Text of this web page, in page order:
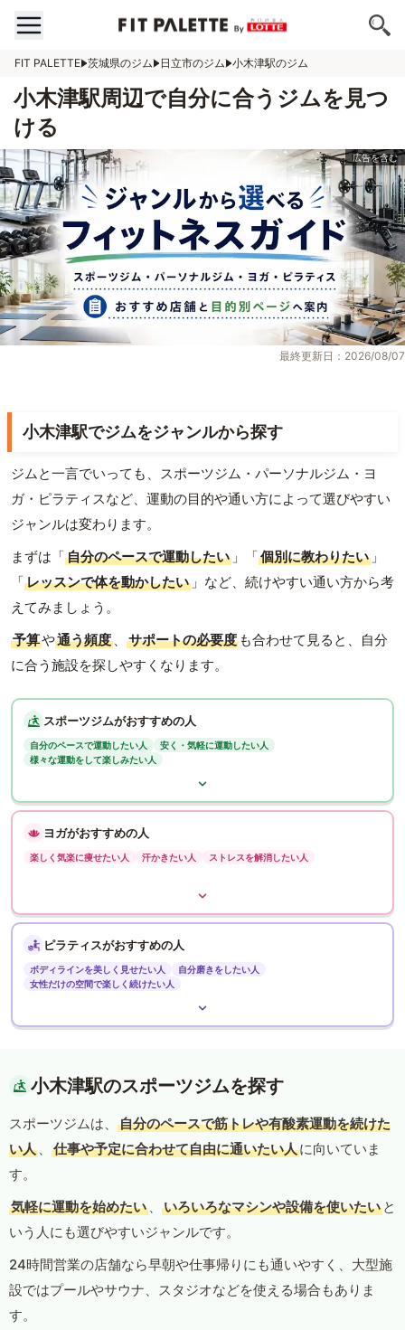
FIT PALETTE 茨城県のジム 日立市のジム 小木津駅のジム
小木津駅周辺で自分に合うジムを見つ
ける
最終更新日：2026/08/07
小木津駅でジムをジャンルから探す
ジムと一言でいっても、スポーツジム・パーソナルジム・ヨ
ガ・ピラティスなど、運動の目的や通い方によって選びやすい
ジャンルは変わります。
まずは「自分のペースで運動したい 」「個別に教わりたい 」
「レッスンで体を動かしたい 」など、続けやすい通い方から考
えてみましょう。
予算や通う頻度 、 サポートの必要度 も合わせて見ると、自分
に合う施設を探しやすくなります。
スポーツジムがおすすめの人
自分のペースで運動したい人
安く・気軽に運動したい人
様々な運動をして楽しみたい人
ヨガがおすすめの人
楽しく気楽に痩せたい人 汗かきたい人 ストレスを解消したい人
ピラティスがおすすめの人
ボディラインを美しく見せたい人
自分磨きをしたい人
女性だけの空間で楽しく続けたい人
小木津駅のスポーツジムを探す
スポーツジムは、
自分のペースで筋トレや有酸素運動を続けた
い人 、 仕事や予定に合わせて自由に通いたい人に向いていま
す。
気軽に運動を始めたい 、 いろいろなマシンや設備を使いたい と
いう人にも選びやすいジャンルです。
24時間営業の店舗なら早朝や仕事帰りにも通いやすく、大型施
設ではプールやサウナ、スタジオなどを使える場合もありま
す。